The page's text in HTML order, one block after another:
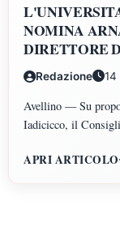
NOMINA
DIRETTORE
GIURIDICHE,
POLITICHE,
FILOSOFIA E
Redazione 14
Avellino — Su
Iadicicco, il
Dipartimenti di
APRI ARTICOLO